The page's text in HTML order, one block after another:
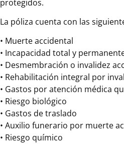
protegidos.
La póliza cuenta con las
• Muerte accidental
• Incapacidad total y
• Desmembración o invalidez
• Rehabilitación integral por
• Gastos por atención médica
• Riesgo biológico
• Gastos de traslado
• Auxilio funerario por muerte
• Riesgo químico